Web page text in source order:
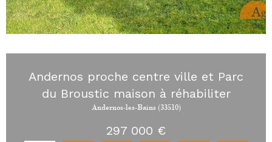
Andernos proche centre ville et Parc
du Broustic maison à réhabiliter
Andernos-les-Bains (33510)
297 000 €